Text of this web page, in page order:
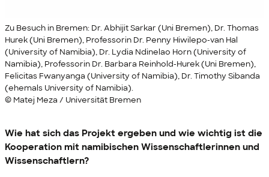
Zu Besuch in Bremen: Dr. Abhijit Sarkar (Uni Bremen), Dr. Thomas
Hurek (Uni Bremen), Professorin Dr. Penny Hiwilepo-van Hal
(University of Namibia), Dr. Lydia Ndinelao Horn (University of
Namibia), Professorin Dr. Barbara Reinhold-Hurek (Uni Bremen),
Felicitas Fwanyanga (University of Namibia), Dr. Timothy Sibanda
(ehemals University of Namibia).
© Matej Meza / Universität Bremen
Wie hat sich das Projekt ergeben und wie wichtig ist die
Kooperation mit namibischen Wissenschaftlerinnen und
Wissenschaftlern?